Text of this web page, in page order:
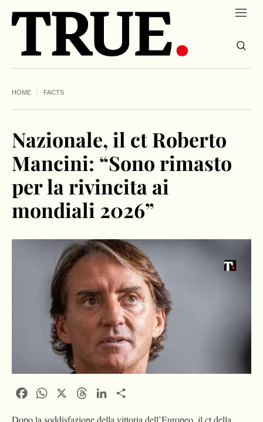
HOME FACTS
Nazionale, il ct Roberto
Mancini: “Sono rimasto
per la rivincita ai
mondiali 2026”
FacebookWhatsApp ThreadsLinkedIn